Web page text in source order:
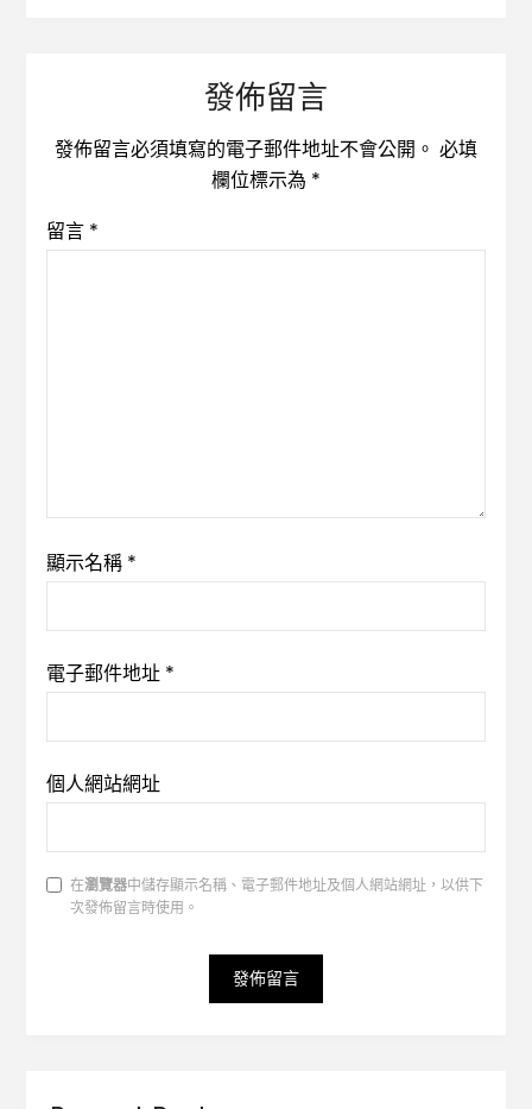
發佈留言
發佈留言必須填寫的電子郵件地址不會公開。 必填
欄位標示為 *
留言 *
顯示名稱 *
電子郵件地址 *
個人網站網址
在瀏覽器中儲存顯示名稱、電子郵件地址及個人網站網址，以供下
次發佈留言時使用。